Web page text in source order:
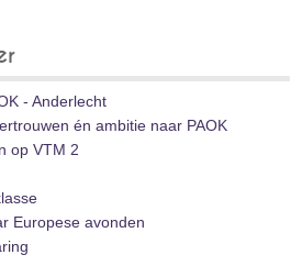
- Anderlecht
én ambitie naar PAOK
op VTM 2
Europese avonden